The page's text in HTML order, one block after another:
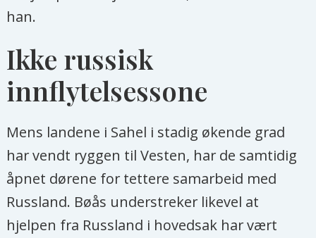
han.
Ikke russisk
innflytelsessone
Mens landene i Sahel i stadig økende grad
har vendt ryggen til Vesten, har de samtidig
åpnet dørene for tettere samarbeid med
Russland. Bøås understreker likevel at
hjelpen fra Russland i hovedsak har vært